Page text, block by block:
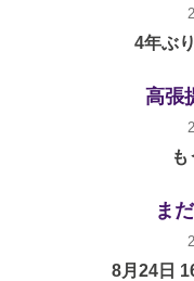
4年ぶ
高張
ま
8月24日